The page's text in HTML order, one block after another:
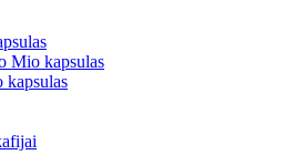
Mio kapsulas
kapsulas